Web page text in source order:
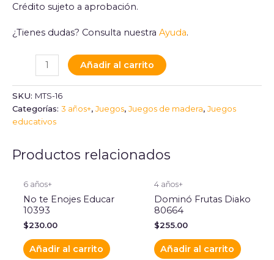
Crédito sujeto a aprobación.
¿Tienes dudas? Consulta nuestra Ayuda.
Añadir al carrito
SKU: MTS-16
Categorías: 3 años+, Juegos, Juegos de madera, Juegos
educativos
Productos relacionados
6 años+
No te Enojes Educar
10393
$230.00
Añadir al carrito
4 años+
Dominó Frutas Diako
80664
$255.00
Añadir al carrito